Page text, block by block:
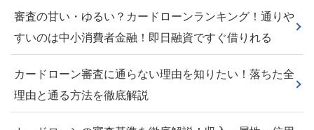
審査の甘い・ゆるい？カードローンランキング！通りや
すいのは中小消費者金融！即日融資ですぐ借りれる
カードローン審査に通らない理由を知りたい！落ちた全
理由と通る方法を徹底解説